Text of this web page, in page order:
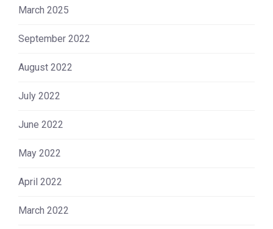
March 2025
September 2022
August 2022
July 2022
June 2022
May 2022
April 2022
March 2022